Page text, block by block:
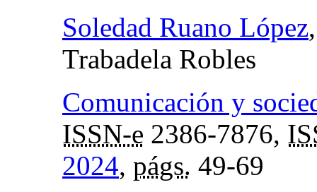
Soledad Ruano López
Trabadela Robles
Comunicación y
ISSN-e 2386-7876,
2024, págs. 49-69